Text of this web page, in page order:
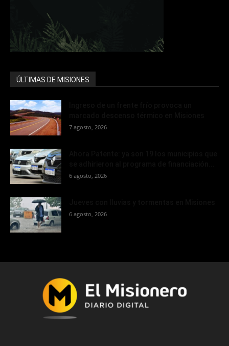
ÚLTIMAS DE MISIONES
7 agosto, 2026
6 agosto, 2026
6 agosto, 2026